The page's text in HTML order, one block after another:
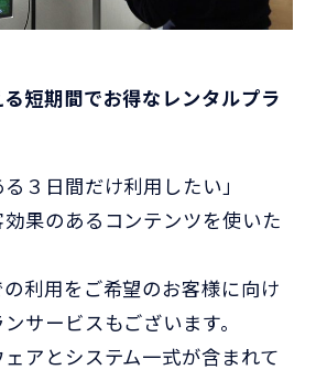
短期間でお得なレンタルプラ
る３日間だけ利用したい」
効果のあるコンテンツを使いた
利用をご希望のお客様に向け
サービスもございます。
アとシステム一式が含まれて